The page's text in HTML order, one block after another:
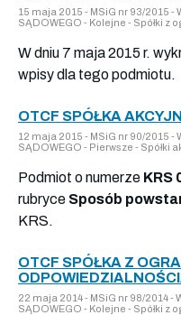
15 maja 2015 - MSiG nr 93/2015 -
SĄDOWEGO - Kolejne - Spółki
W dniu 7 maja 2015 r.
wpisy dla tego podmiotu.
OTCF SPÓŁKA
12 maja 2015 - MSiG nr 90/2015 -
SĄDOWEGO - Pierwsze - Spółki
Podmiot o numerze KRS
rubryce Sposób
KRS.
OTCF SPÓŁKA Z
22 maja 2014 - MSiG nr 98/2014 -
SĄDOWEGO - Kolejne - Spółki